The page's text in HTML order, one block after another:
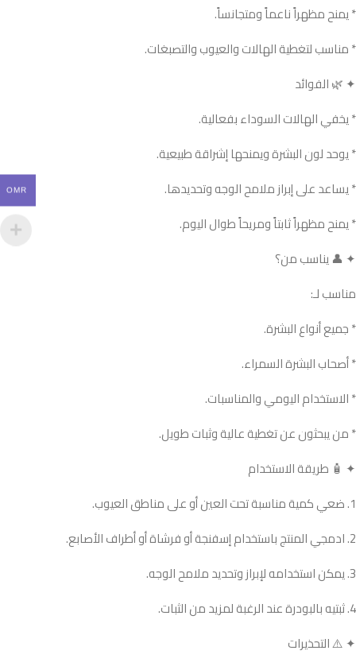
* يمنح مظهراً ناعماً ومتجانساً.
* مناسب لتغطية الهالات والعيوب والتصبغات.
✦ 🌿 الفوائد
* يخفي الهالات السوداء بفعالية.
* يوحد لون البشرة ويمنحها إشراقة طبيعية.
* يساعد على إبراز ملامح الوجه وتحديدها.
* يمنح مظهراً ثابتاً ومريحاً طوال اليوم.
✦ 👤 يناسب من؟
مناسب لـ:
* جميع أنواع البشرة.
* أصحاب البشرة السمراء.
* الاستخدام اليومي والمناسبات.
* من يبحثون عن تغطية عالية وثبات طويل.
✦ 🧴 طريقة الاستخدام
1. ضعي كمية مناسبة تحت العين أو على مناطق العيوب.
2. ادمجي المنتج باستخدام إسفنجة أو فرشاة أو أطراف الأصابع.
3. يمكن استخدامه لإبراز وتحديد ملامح الوجه.
4. ثبتيه بالبودرة عند الرغبة لمزيد من الثبات.
✦ ⚠️ التحذيرات
OMR